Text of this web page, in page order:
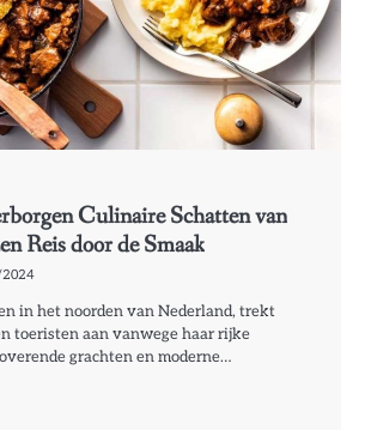
Culinaire Schatten van
Reis door de Smaak
in het noorden van Nederland, trekt
toeristen aan vanwege haar rijke
grachten en moderne…